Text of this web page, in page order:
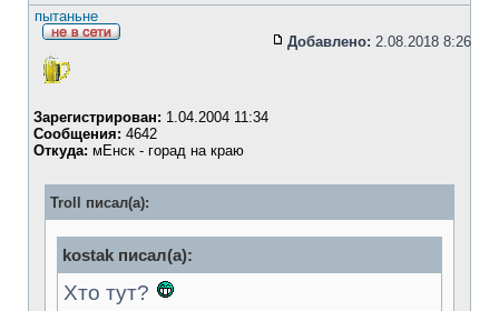
пытаньне
Добавлено: 2.08.2018 8:26
Зарегистрирован: 1.04.2004 11:34
Сообщения: 4642
Откуда: мЕнск - горад на краю
Troll писал(а):
kostak писал(а):
Хто тут?